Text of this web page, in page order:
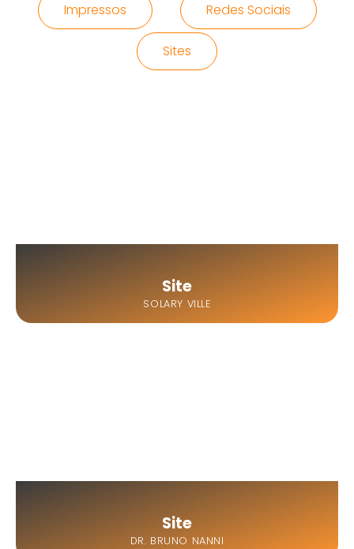
Impressos Redes Sociais
Sites
Site
SOLARY VILLE
Site
DR. BRUNO NANNI